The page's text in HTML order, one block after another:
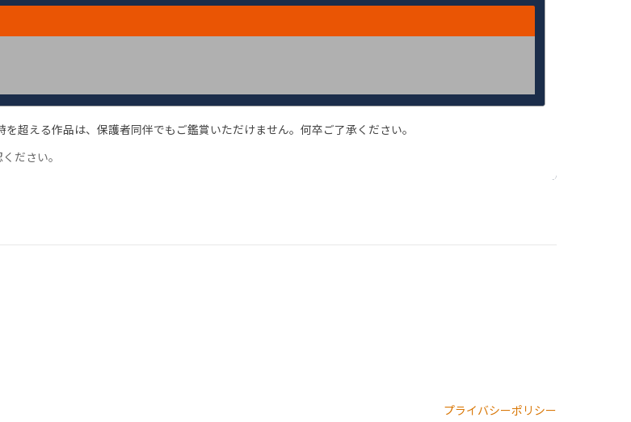
超える作品は、保護者同伴でもご鑑賞いただけません。何卒ご了承ください。
ださい。
プライバシーポリシー